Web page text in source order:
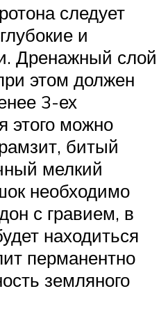
следует
и
Дренажный слой
этом должен
3-ех
этого можно
битый
мелкий
необходимо
с гравием, в
находиться
перманентно
земляного